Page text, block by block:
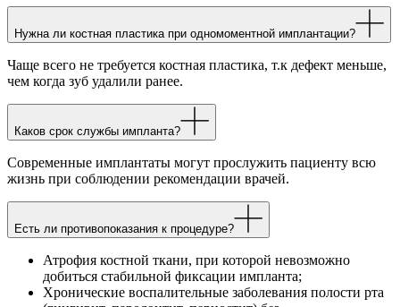
Нужна ли костная пластика при одномоментной имплантации?
Чаще всего не требуется костная пластика, т.к дефект меньше,
чем когда зуб удалили ранее.
Каков срок службы импланта?
Современные имплантаты могут прослужить пациенту всю
жизнь при соблюдении рекомендации врачей.
Есть ли противопоказания к процедуре?
Атрофия костной ткани, при которой невозможно
добиться стабильной фиксации импланта;
Хронические воспалительные заболевания полости рта